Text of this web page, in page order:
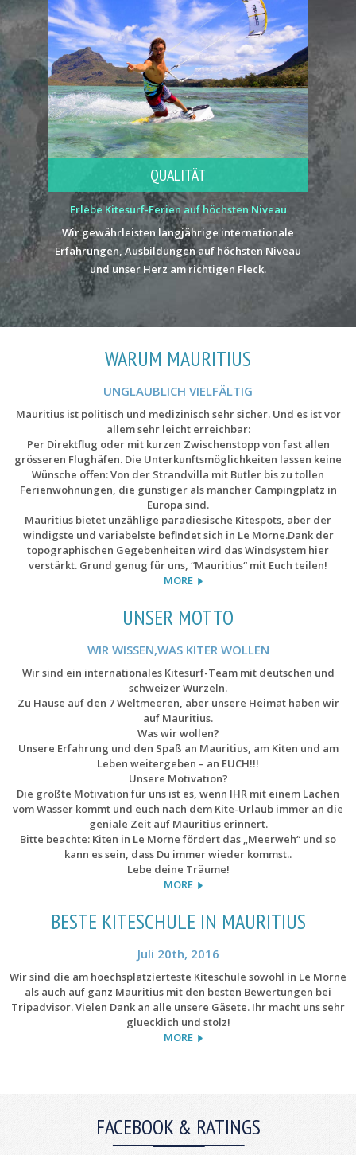
QUALITÄT
Erlebe Kitesurf-Ferien auf höchsten Niveau
Wir gewährleisten langjährige internationale
Erfahrungen, Ausbildungen auf höchsten Niveau
und unser Herz am richtigen Fleck.
WARUM MAURITIUS
UNGLAUBLICH VIELFÄLTIG
Mauritius ist politisch und medizinisch sehr sicher. Und es ist vor
allem sehr leicht erreichbar:
Per Direktflug oder mit kurzen Zwischenstopp von fast allen
grösseren Flughäfen. Die Unterkunftsmöglichkeiten lassen keine
Wünsche offen: Von der Strandvilla mit Butler bis zu tollen
Ferienwohnungen, die günstiger als mancher Campingplatz in
Europa sind.
Mauritius bietet unzählige paradiesische Kitespots, aber der
windigste und variabelste befindet sich in Le Morne.Dank der
topographischen Gegebenheiten wird das Windsystem hier
verstärkt. Grund genug für uns, “Mauritius“ mit Euch teilen!
MORE
UNSER MOTTO
WIR WISSEN,WAS KITER WOLLEN
Wir sind ein internationales Kitesurf-Team mit deutschen und
schweizer Wurzeln.
Zu Hause auf den 7 Weltmeeren, aber unsere Heimat haben wir
auf Mauritius.
Was wir wollen?
Unsere Erfahrung und den Spaß an Mauritius, am Kiten und am
Leben weitergeben – an EUCH!!!
Unsere Motivation?
Die größte Motivation für uns ist es, wenn IHR mit einem Lachen
vom Wasser kommt und euch nach dem Kite-Urlaub immer an die
geniale Zeit auf Mauritius erinnert.
Bitte beachte: Kiten in Le Morne fördert das „Meerweh“ und so
kann es sein, dass Du immer wieder kommst..
Lebe deine Träume!
MORE
BESTE KITESCHULE IN MAURITIUS
Juli 20th, 2016
Wir sind die am hoechsplatzierteste Kiteschule sowohl in Le Morne
als auch auf ganz Mauritius mit den besten Bewertungen bei
Tripadvisor. Vielen Dank an alle unsere Gäsete. Ihr macht uns sehr
gluecklich und stolz!
MORE
FACEBOOK & RATINGS